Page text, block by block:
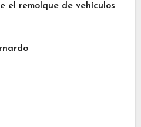
el remolque de vehículos